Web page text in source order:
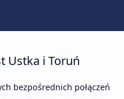
Ustka i Toruń
bezpośrednich połączeń